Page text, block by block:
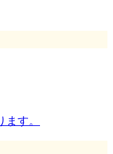
す。